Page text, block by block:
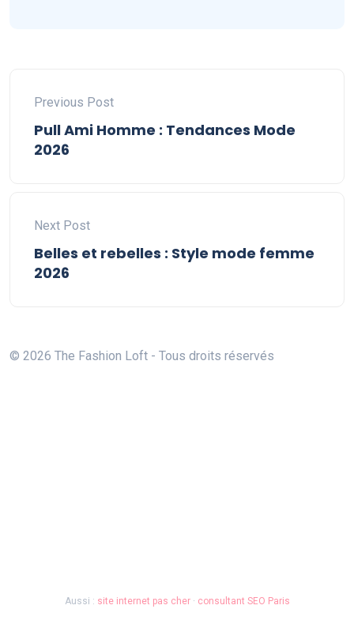
Previous Post
Pull Ami Homme : Tendances Mode
2026
Next Post
Belles et rebelles : Style mode femme
2026
© 2026 The Fashion Loft - Tous droits réservés
Aussi : site internet pas cher· consultant SEO Paris